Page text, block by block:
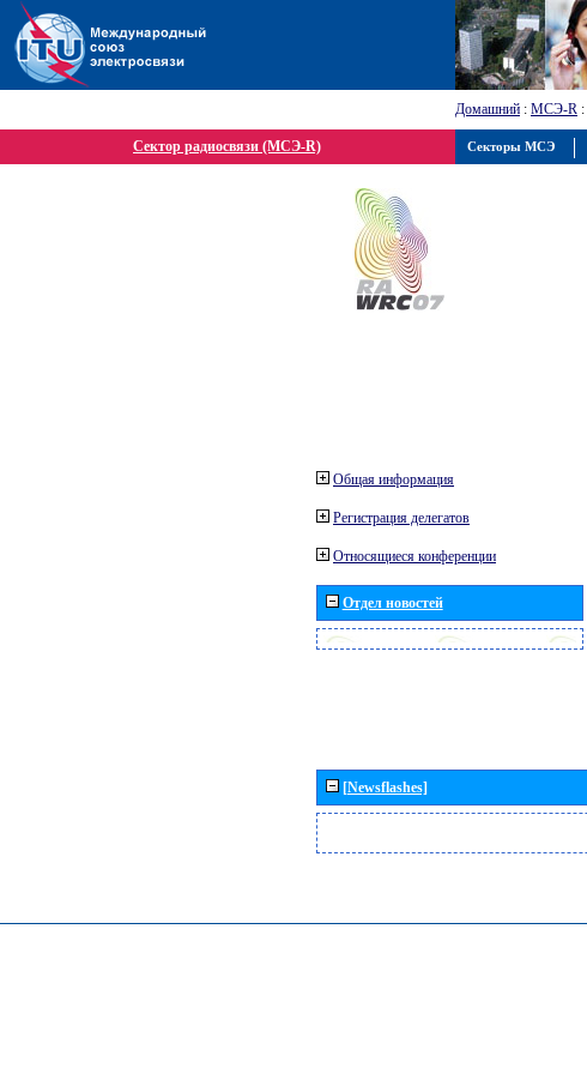
Домашний : МСЭ-R :
Сектор радиосвязи (МСЭ-R)
Общая информация
Регистрация делегатов
Относящиеся конференции
Отдел новостей
[Newsflashes]
Секторы МСЭ